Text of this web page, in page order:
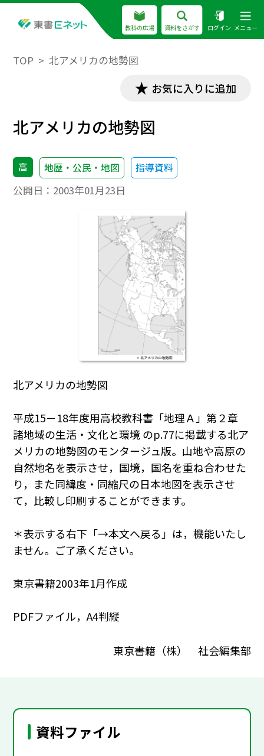
教科の広場 資料をさがす ログイン メニュー
TOP 北アメリカの地勢図
お気に入りに追加
北アメリカの地勢図
高 地歴・公民・地図 指導資料
公開日： 2003年01月23日
北アメリカの地勢図
平成15－18年度用高校教科書「地理Ａ」第２章
諸地域の生活・文化と環境 のp.77に掲載する北ア
メリカの地勢図のモンタージュ版。山地や高原の
自然地名を表示させ，国境，国名を重ね合わせた
り，また同緯度・同縮尺の日本地図を表示させ
て，比較し印刷することができます。
＊表示する右下「→本文へ戻る」は，機能いたし
ません。ご了承ください。
東京書籍2003年1月作成
PDFファイル，A4判縦
東京書籍（株） 社会編集部
資料ファイル